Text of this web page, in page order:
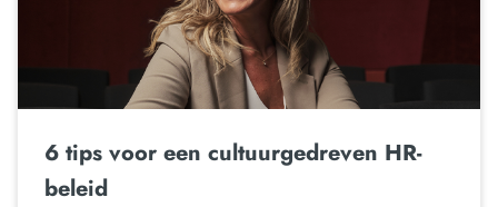
6 tips voor een cultuurgedreven HR-
beleid